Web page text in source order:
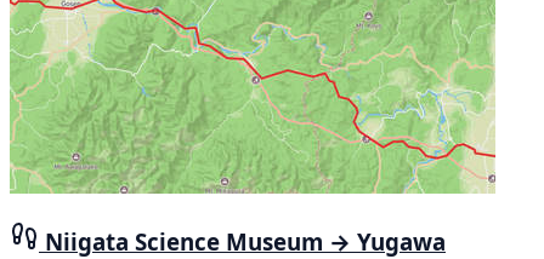
Niigata Science Museum → Yugawa